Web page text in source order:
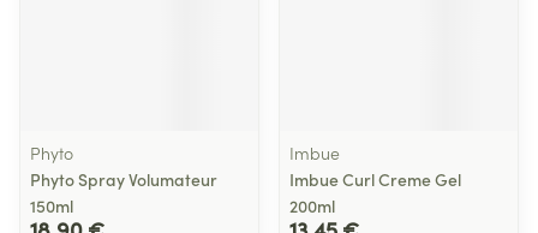
Phyto
Phyto Spray Volumateur
150ml
Imbue
Imbue Curl Creme Gel
200ml